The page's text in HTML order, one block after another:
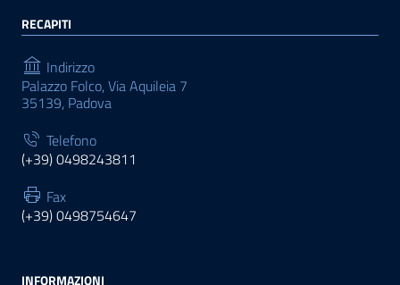
RECAPITI
Indirizzo
Palazzo Folco, Via Aquileia 7
35139, Padova
Telefono
(+39) 0498243811
Fax
(+39) 0498754647
INFORMAZIONI